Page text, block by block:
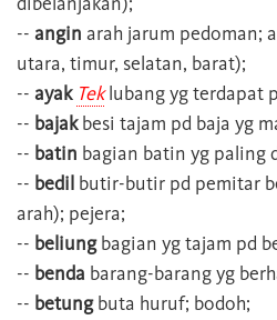
-- angin arah jarum pedoman;
utara, timur, selatan, barat);
-- ayak Teklubang yg terdapat
-- bajakbesi tajam pd baja yg
-- batin bagian batin yg paling
-- bedil butir-butir pd pemitar
arah); pejera;
-- beliungbagian yg tajam pd
-- benda barang-barang yg
-- betungbuta huruf; bodoh;